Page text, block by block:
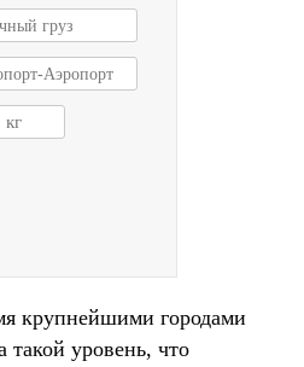
груз
Аэропорт
крупнейшими городами
уровень, что